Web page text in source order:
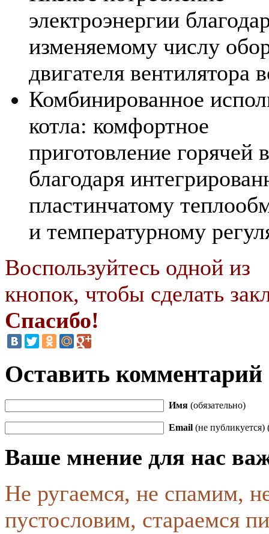
электроэнергии
изменяемому числу
двигателя вентилятора
Комбинированное
котла: комфортное
приготовление горячей
благодаря
пластинчатому
и температурному
Воспользуйтесь одной из
кнопок, чтобы сделать
Спасибо!
Оставить комментарий
Имя (обязательно)
Email (не публикуется)
Ваше мнение для нас
Не ругаемся, не спамим,
пустословим, стараемся